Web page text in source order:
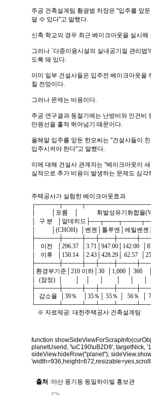
주공 건축설계팀 황광범 차장은 "입주를 앞
덜 수 있다"고 말했다.
신축 학교의 경우 최근 베이크아웃을 실시
그러나 `다중이용시설의 실내공기질 관리
도록 돼 있다.
이미 일부 건설사들은 입주전 베이크아웃을
칠 전망이다.
그러나 문제는 비용이다.
주공 연구결과 동절기에는 난방비와 인건
만원선을 훌적 뛰어넘기 때문이다.
올해말 입주를 앞둔 한모씨는 "건설사들이
입주시켜야 한다"고 말했다.
이에 대해 건설사 관계자는 "베이크아웃이
실적으로 추가 비용이 발생하는 문제도 심
주택공사가 실험한 베이크
│ │포름 │ 휘발성유기화합
│ 구 분 │알데히드
│ │(CHOH) │벤젠│톨루엔│에틸벤젠│
│ 이전 │296.37 │3.71│947.00│142.00
│ 이후 │150.14 │2.43│428.29│ 62.57
│환경부기준│210 이하│30 │1,000 │
│ (잠정) │ │ │ │ │ │
│ 감소율 │39％ │35％│ 55％ │ 56％
※ 자료제공: 대한주택공사 건축
function
planetUserid, '\uC190\uB2D8', targetNick,
sideView.hideRow("planet");
출처 :아산 풍기동 동일하이빌 홍보관